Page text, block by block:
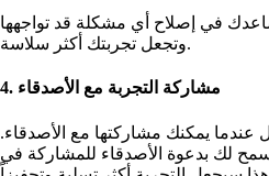
في إصلاح أي مشكلة قد تواجهها
وتجعل تجربتك أكثر سلاسة.
4. مشاركة التجربة مع الأصدقاء
عندما يمكنك مشاركتها مع الأصدقاء.
لك بدعوة الأصدقاء للمشاركة في